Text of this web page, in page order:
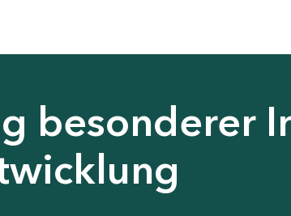
besonderer